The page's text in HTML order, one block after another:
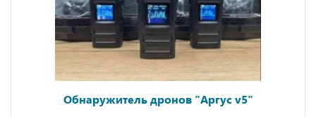
Обнаружитель дронов "Аргус v5"